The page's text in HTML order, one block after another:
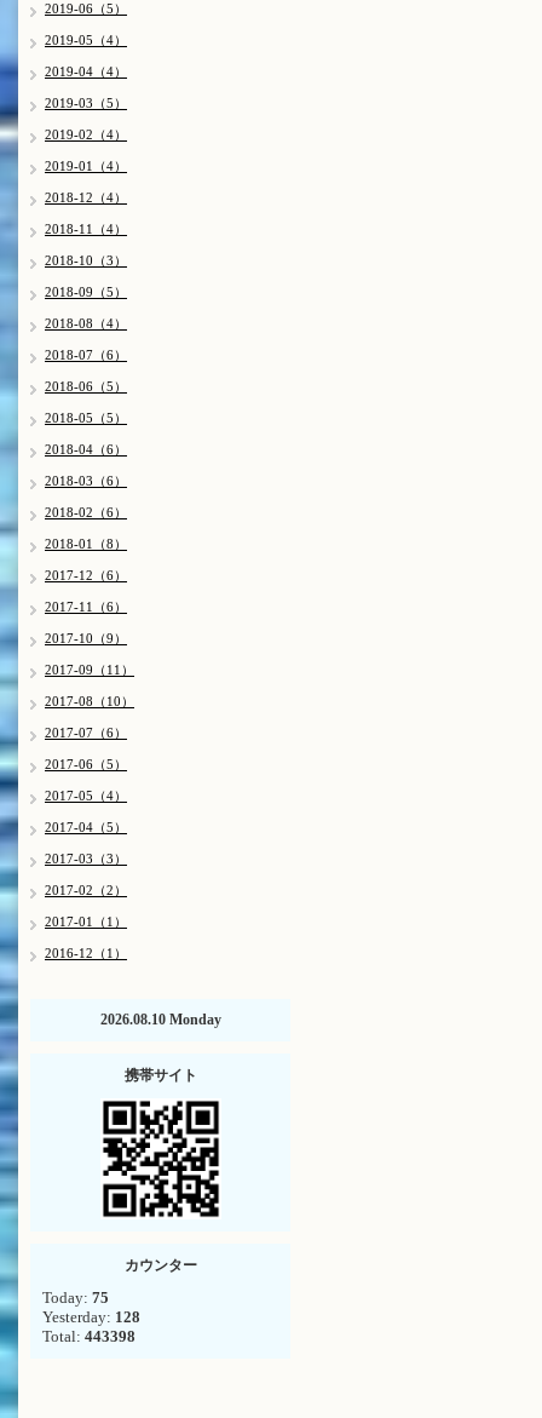
2019-06（5）
2019-05（4）
2019-04（4）
2019-03（5）
2019-02（4）
2019-01（4）
2018-12（4）
2018-11（4）
2018-10（3）
2018-09（5）
2018-08（4）
2018-07（6）
2018-06（5）
2018-05（5）
2018-04（6）
2018-03（6）
2018-02（6）
2018-01（8）
2017-12（6）
2017-11（6）
2017-10（9）
2017-09（11）
2017-08（10）
2017-07（6）
2017-06（5）
2017-05（4）
2017-04（5）
2017-03（3）
2017-02（2）
2017-01（1）
2016-12（1）
2026.08.10 Monday
携帯サイト
カウンター
Today: 75
Yesterday: 128
Total: 443398